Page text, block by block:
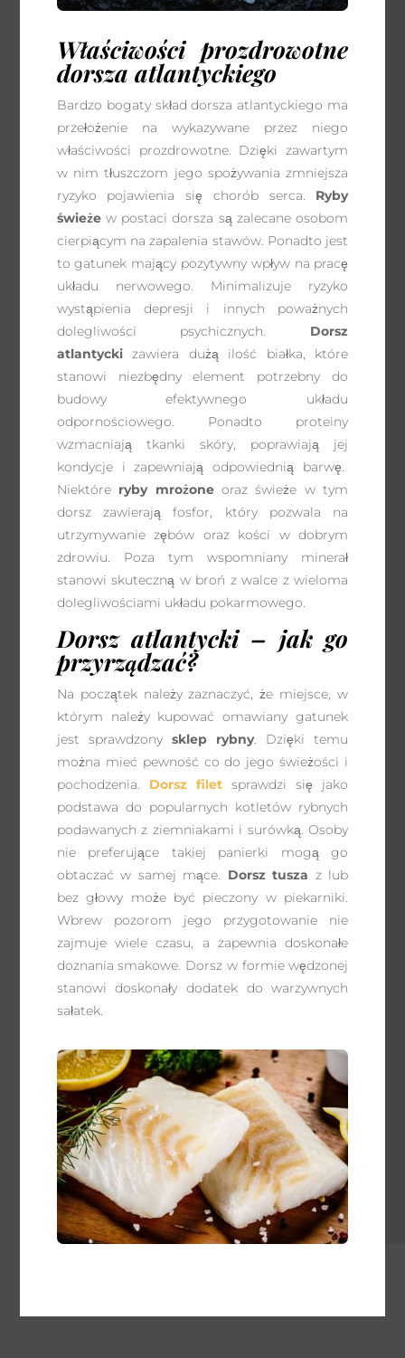
Właściwości prozdrowotne
dorsza atlantyckiego
Bardzo bogaty skład dorsza atlantyckiego ma
przełożenie na wykazywane przez niego
właściwości prozdrowotne. Dzięki zawartym
w nim tłuszczom jego spożywania zmniejsza
ryzyko pojawienia się chorób serca. Ryby
świeżew postaci dorsza są zalecane osobom
cierpiącym na zapalenia stawów. Ponadto jest
to gatunek mający pozytywny wpływ na pracę
układu nerwowego. Minimalizuje ryzyko
wystąpienia depresji i innych poważnych
dolegliwości psychicznych. Dorsz
atlantyckizawiera dużą ilość białka, które
stanowi niezbędny element potrzebny do
budowy efektywnego układu
odpornościowego. Ponadto proteiny
wzmacniają tkanki skóry, poprawiają jej
kondycje i zapewniają odpowiednią barwę.
Niektóre ryby mrożoneoraz świeże w tym
dorsz zawierają fosfor, który pozwala na
utrzymywanie zębów oraz kości w dobrym
zdrowiu. Poza tym wspomniany minerał
stanowi skuteczną w broń z walce z wieloma
dolegliwościami układu pokarmowego.
Dorsz atlantycki – jak go
przyrządzać?
Na początek należy zaznaczyć, że miejsce, w
którym należy kupować omawiany gatunek
jest sprawdzony sklep rybny. Dzięki temu
można mieć pewność co do jego świeżości i
pochodzenia. Dorsz filetsprawdzi się jako
podstawa do popularnych kotletów rybnych
podawanych z ziemniakami i surówką. Osoby
nie preferujące takiej panierki mogą go
obtaczać w samej mące. Dorsz tusza z lub
bez głowy może być pieczony w piekarniki.
Wbrew pozorom jego przygotowanie nie
zajmuje wiele czasu, a zapewnia doskonałe
doznania smakowe. Dorsz w formie wędzonej
stanowi doskonały dodatek do warzywnych
sałatek.